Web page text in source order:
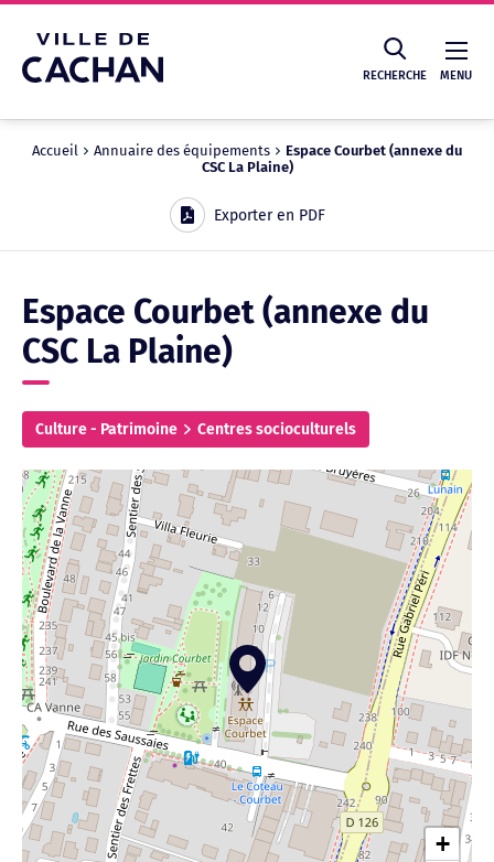
RECHERCHE MENU
Recherche
Accueil Annuaire des équipements
Espace Courbet (annexe du
CSC La Plaine)
Exporter en PDF
Espace Courbet (annexe du
CSC La Plaine)
Culture - Patrimoine Centres socioculturels
+
Cookies management panel